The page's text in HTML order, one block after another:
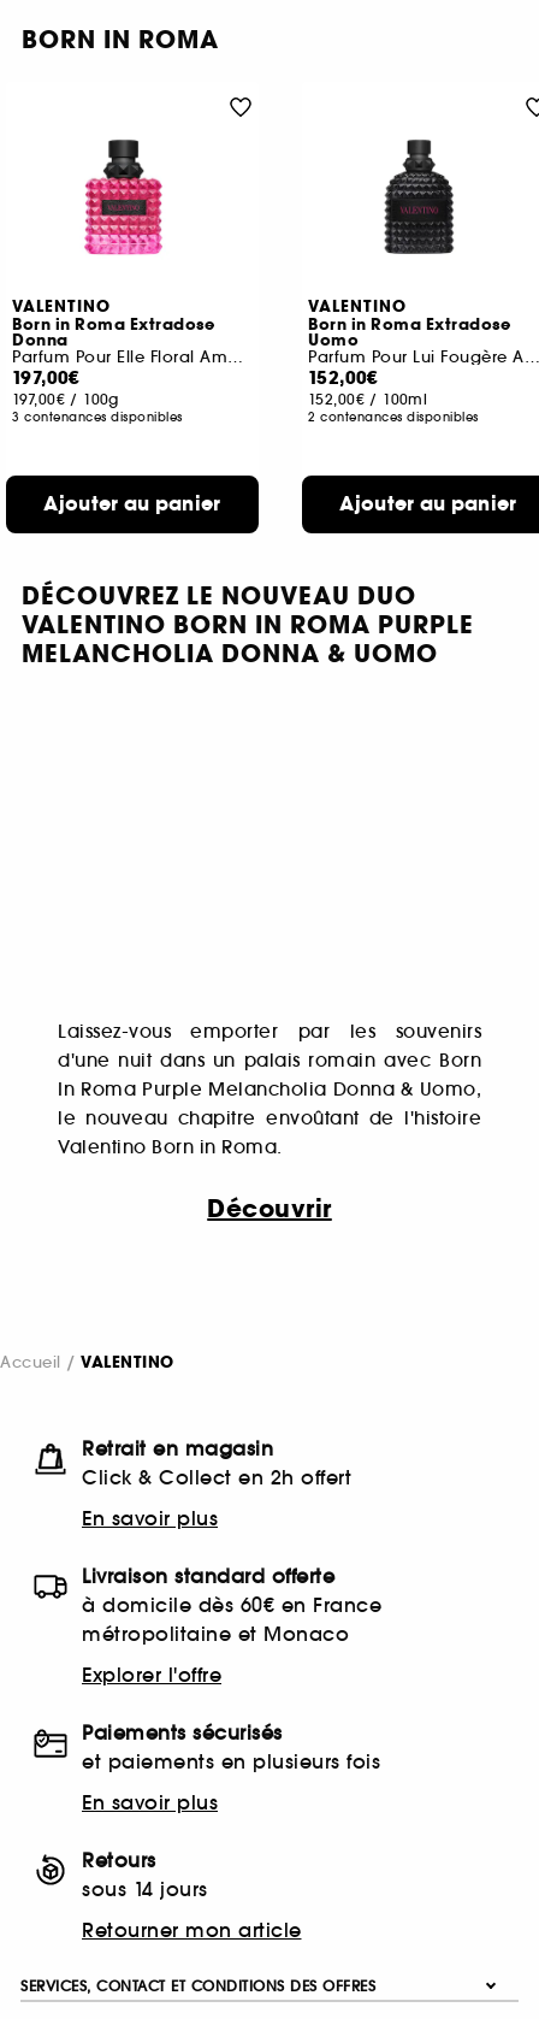
BORN IN ROMA
VALENTINO
Born in Roma Extradose
Donna
Parfum Pour Elle Floral Ambré
197,00€
197,00€ / 100g
3 contenances disponibles
Ajouter au panier
VALENTINO
Born in Roma Extradose
Uomo
Parfum Pour Lui Fougère Ambrée
152,00€
152,00€ / 100ml
2 contenances disponibles
Ajouter au panier
DÉCOUVREZ LE NOUVEAU DUO
VALENTINO BORN IN ROMA PURPLE
MELANCHOLIA DONNA & UOMO
Laissez-vous emporter par les souvenirs
d'une nuit dans un palais romain avec Born
In Roma Purple Melancholia Donna & Uomo,
le nouveau chapitre envoûtant de l'histoire
Valentino Born in Roma.
Découvrir
Accueil VALENTINO
Retrait en magasin
Click & Collect en 2h offert
En savoir plus
Livraison standard offerte
à domicile dès 60€ en France
métropolitaine et Monaco
Explorer l'offre
Paiements sécurisés
et paiements en plusieurs fois
En savoir plus
Retours
sous 14 jours
Retourner mon article
SERVICES, CONTACT ET CONDITIONS DES OFFRES